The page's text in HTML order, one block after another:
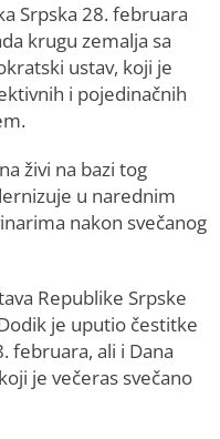
Srpska 28. februara
krugu zemalja sa
ustav, koji je
i pojedinačnih
živi na bazi tog
u narednim
nakon svečanog
Republike Srpske
je uputio čestitke
februara, ali i Dana
je večeras svečano